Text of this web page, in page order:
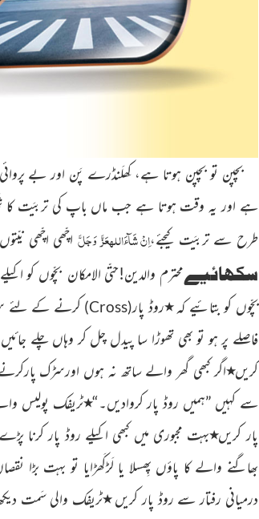
بچپن تو بچپن ہوتا ہے، کِھلَنڈرے پَن اور بے پروائی
ہے اور یہ وقت ہوتا ہے جب ماں باپ کی تربیَت کا
طرح سے تربیَت کیجئے،اِنْ شَآءَاللہعَزَّ وَجَلَّ اچّھی اچّھی
سکھائیےمحترم والدین!حتّی الامکان بچّوں کو
بچّوں کو بتائیے کہ٭روڈ پار(
Cross
) کرنے کے لئے
فاصلے پر ہو تو بھی تھوڑا سا پیدل چل کر وہاں چلے
کریں٭اگر کبھی گھر والے ساتھ نہ ہوں اورسڑک
سے کہیں ”ہمیں روڈ پار کروادیں۔“٭ٹریفک پولیس
پار کریں٭بہت مجبوری میں کبھی اکیلے روڈ پار
بھاگنے والے کا پاؤں پِھسلا یا لَڑکَھڑایا تو بہت بڑا
درمیانی رفتار سے روڈ پار کریں٭ٹریفک والی سَمت